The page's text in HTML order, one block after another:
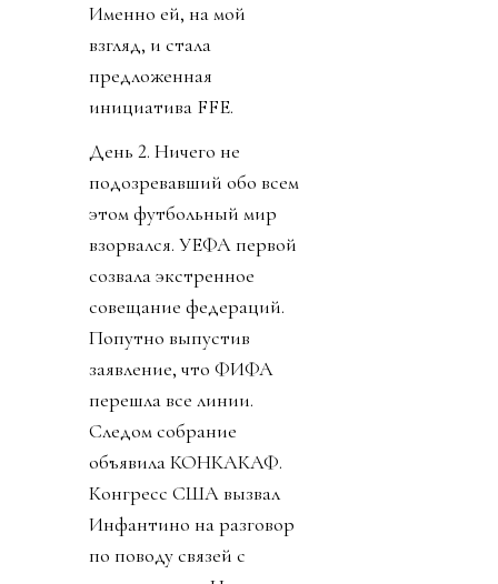
Именно ей, на мой
взгляд, и стала
предложенная
инициатива FFE.
День 2. Ничего не
подозревавший обо всем
этом футбольный мир
взорвался. УЕФА первой
созвала экстренное
совещание федераций.
Попутно выпустив
заявление, что ФИФА
перешла все линии.
Следом собрание
объявила КОНКАКАФ.
Конгресс США вызвал
Инфантино на разговор
по поводу связей с